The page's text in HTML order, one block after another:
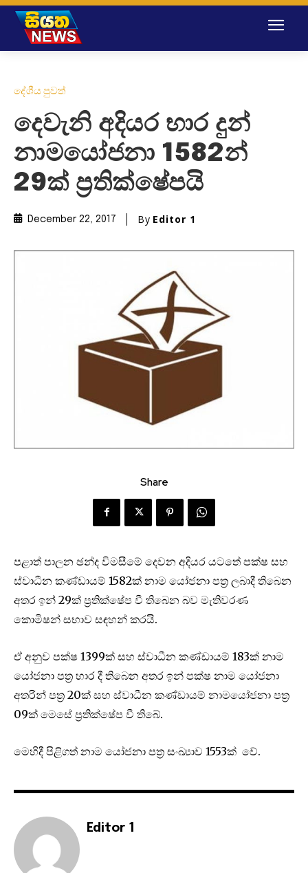
දේශීය පුවත්
දෙවැනි අදියර භාර දුන්
නාමයෝජනා 1582න්
29ක් ප්‍රතික්ෂේපයි
December 22, 2017 By Editor 1
Share
පළාත් පාලන ඡන්ද විමසීමේ දෙවන අදියර යටතේ පක්ෂ සහ
ස්වාධීන කණ්ඩායම් 1582ක් නාම යෝජනා පත්‍ර ලබාදී තිබෙන
අතර ඉන් 29ක් ප්‍රතික්ෂේප වී තිබෙන බව මැතිවරණ
කොමිෂන් සභාව සඳහන් කරයි.
ඒ අනුව පක්ෂ 1399ක් සහ ස්වාධීන කණ්ඩායම් 183ක් නාම
යෝජනා පත්‍ර භාර දී තිබෙන අතර ඉන් පක්ෂ නාම යෝජනා
අතරින් පත්‍ර 20ක් සහ ස්වාධීන කණ්ඩායම් නාමයෝජනා පත්‍ර
09ක් මෙසේ ප්‍රතික්ෂේප වී තිබේ.
මෙහිදී පිළිගත් නාම යෝජනා පත්‍ර සංඛ්‍යාව 1553ක් වේ.
Editor 1